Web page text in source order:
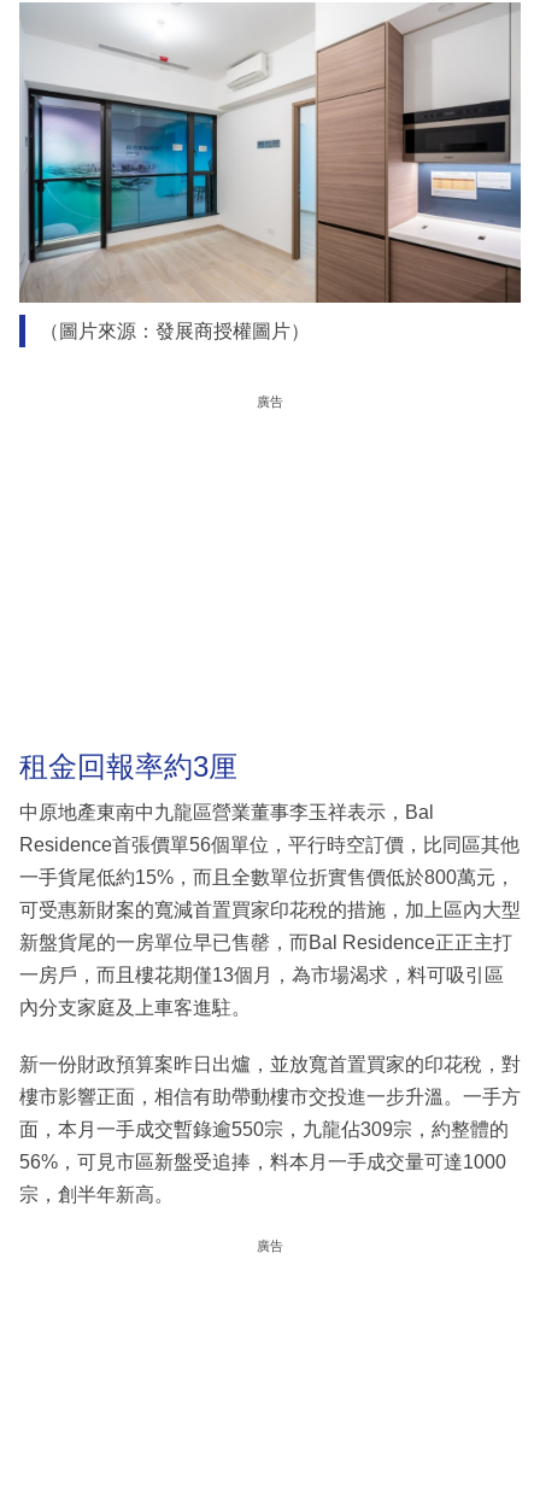
（圖片來源：發展商授權圖片）
廣告
租金回報率約3厘
中原地產東南中九龍區營業董事李玉祥表示，Bal
Residence首張價單56個單位，平行時空訂價，比同區其他
一手貨尾低約15%，而且全數單位折實售價低於800萬元，
可受惠新財案的寬減首置買家印花稅的措施，加上區內大型
新盤貨尾的一房單位早已售罄，而Bal Residence正正主打
一房戶，而且樓花期僅13個月，為市場渴求，料可吸引區
內分支家庭及上車客進駐。
新一份財政預算案昨日出爐，並放寬首置買家的印花稅，對
樓市影響正面，相信有助帶動樓市交投進一步升溫。一手方
面，本月一手成交暫錄逾550宗，九龍佔309宗，約整體的
56%，可見市區新盤受追捧，料本月一手成交量可達1000
宗，創半年新高。
廣告